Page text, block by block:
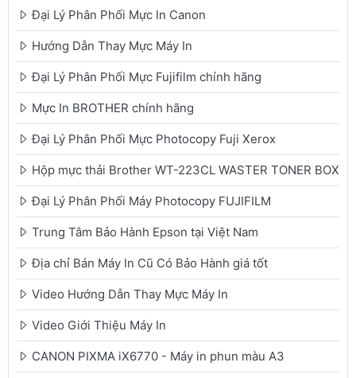
Đại Lý Phân Phối Mực In Canon
Hướng Dẫn Thay Mực Máy In
Đại Lý Phân Phối Mực Fujifilm chính hãng
Mực In BROTHER chính hãng
Đại Lý Phân Phối Mực Photocopy Fuji Xerox
Hộp mực thải Brother WT-223CL WASTER TONER BOX
Đại Lý Phân Phối Máy Photocopy FUJIFILM
Trung Tâm Bảo Hành Epson tại Việt Nam
Địa chỉ Bán Máy In Cũ Có Bảo Hành giá tốt
Video Hướng Dẫn Thay Mực Máy In
Video Giới Thiệu Máy In
CANON PIXMA iX6770 - Máy in phun màu A3